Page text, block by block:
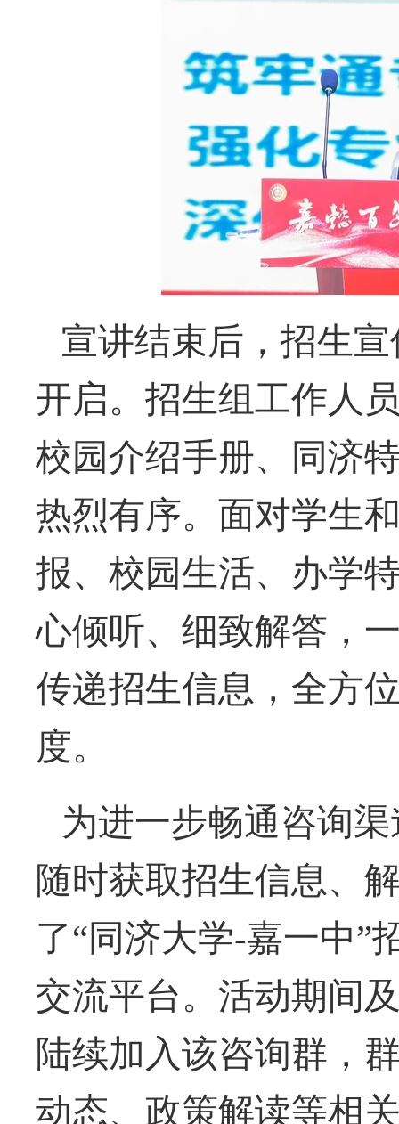
宣讲结束后，招生
开启。招生组工作人
校园介绍手册、同济
热烈有序。面对学生
报、校园生活、办学
心倾听、细致解答，
传递招生信息，全方
度。
为进一步畅通咨询
随时获取招生信息、
了“同济大学-嘉一中”
交流平台。活动期间
陆续加入该咨询群，
动态、政策解读等相